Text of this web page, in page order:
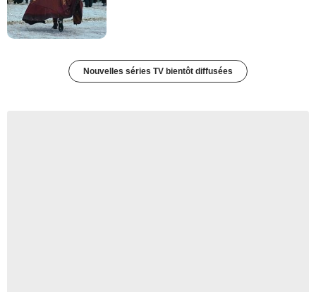
Nouvelles séries TV bientôt diffusées